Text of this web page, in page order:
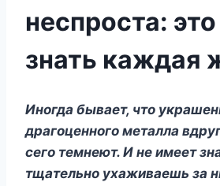
неспроста:
знать каждая
Иногда бывает, что
драгоценного металла
сего темнеют. И не имеет
тщательно ухаживаешь за